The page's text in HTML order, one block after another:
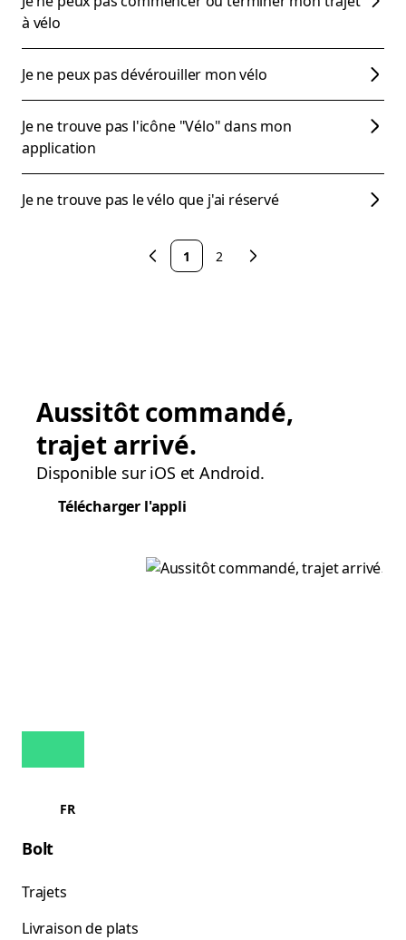
à vélo
Je ne peux pas dévérouiller mon vélo
Je ne trouve pas l'icône "Vélo" dans mon
application
Je ne trouve pas le vélo que j'ai réservé
1 2
Aussitôt commandé,
trajet arrivé.
Disponible sur iOS et Android.
Télécharger l'appli
FR
Bolt
Trajets
Livraison de plats